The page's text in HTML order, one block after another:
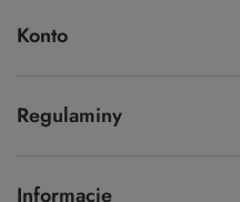
Konto
Regulaminy
Informacje